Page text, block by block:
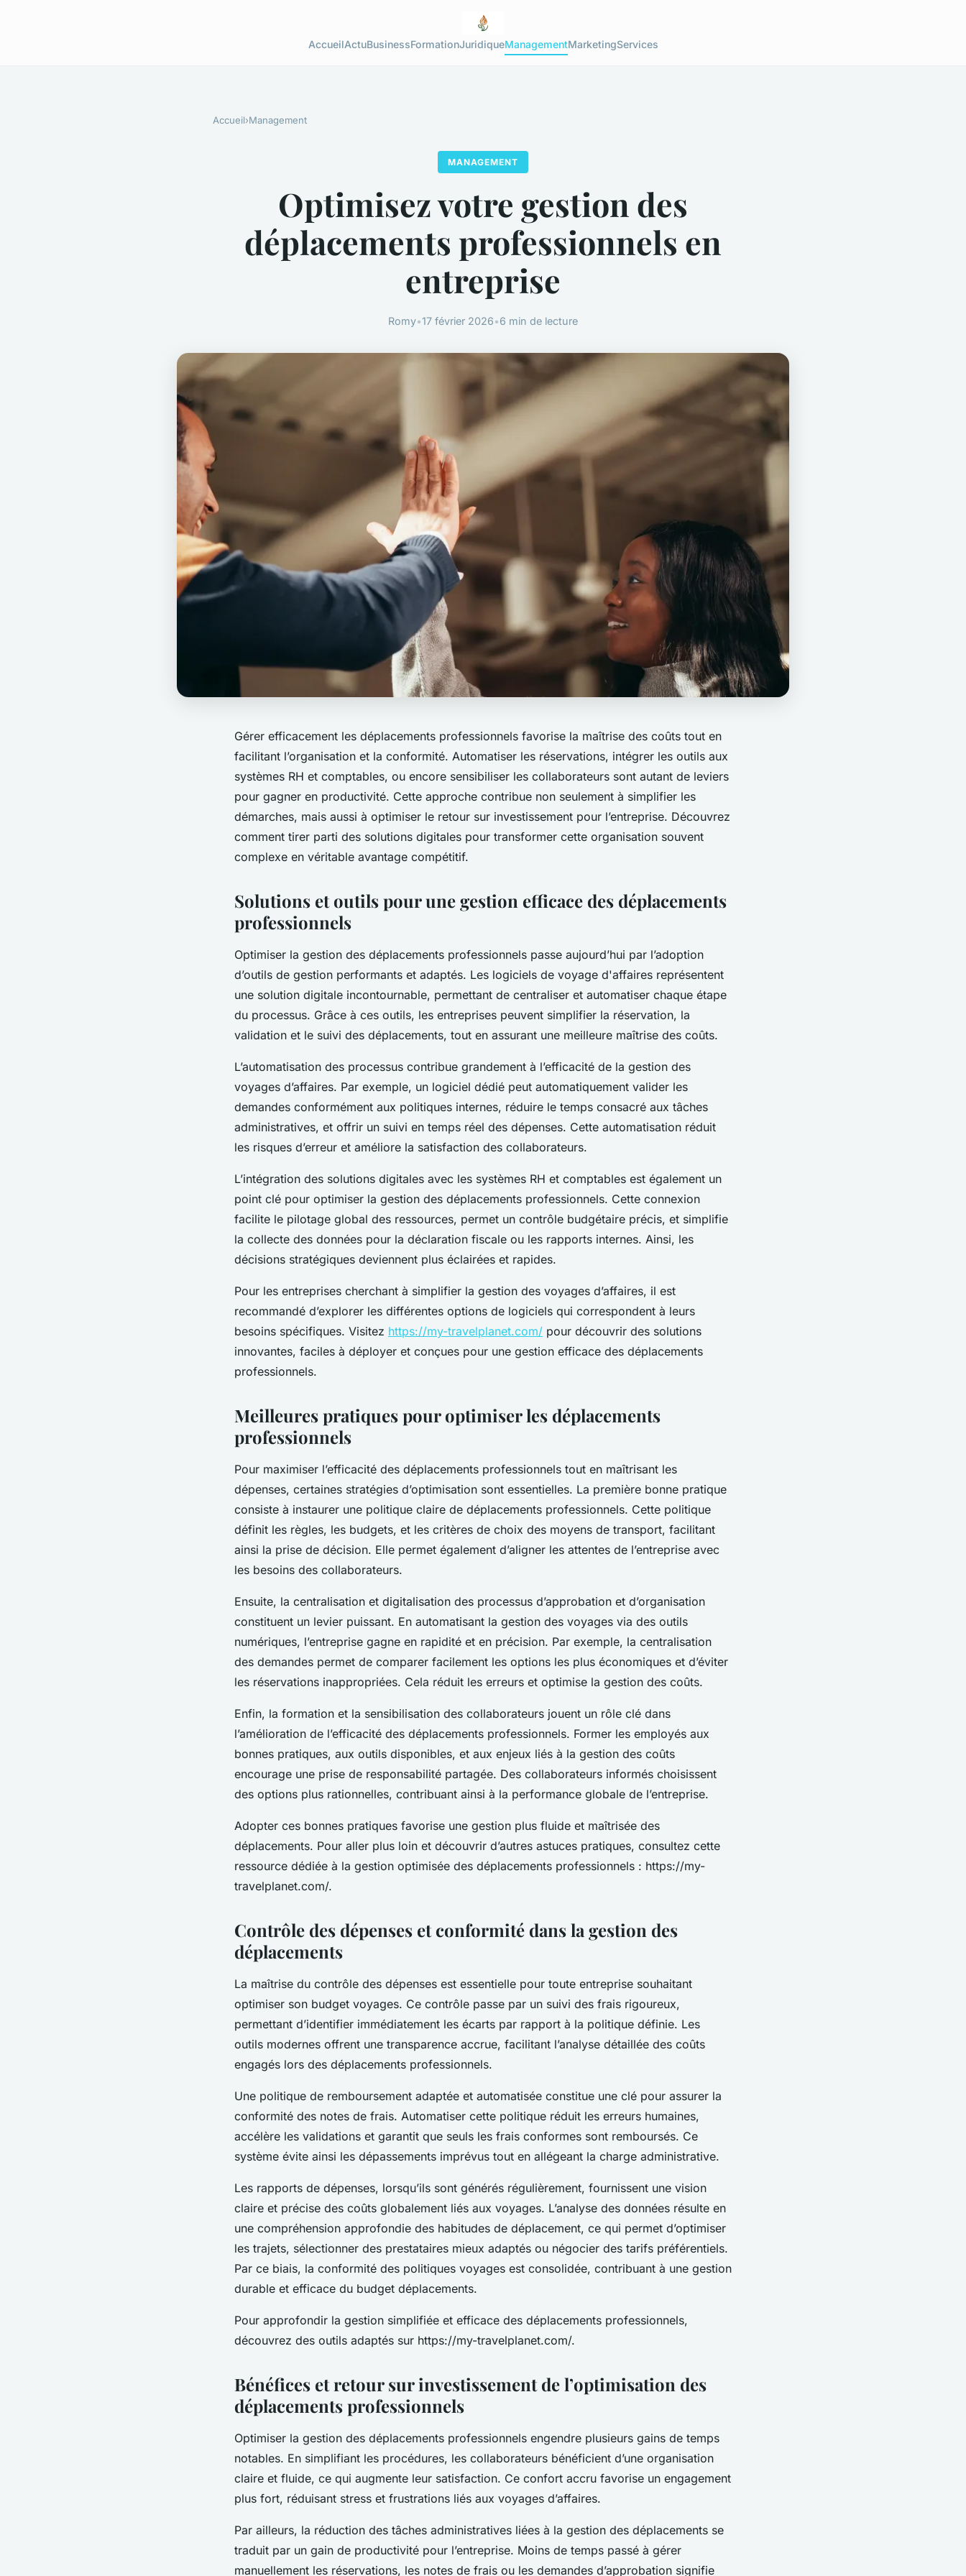
AccueilActuBusinessFormationJuridiqueManagementMarketingServices
Accueil›Management
MANAGEMENT
Optimisez votre gestion des
déplacements professionnels en
entreprise
Romy•17 février 2026•6 min de lecture
Gérer efficacement les déplacements professionnels favorise la maîtrise des coûts tout en
facilitant l’organisation et la conformité. Automatiser les réservations, intégrer les outils aux
systèmes RH et comptables, ou encore sensibiliser les collaborateurs sont autant de leviers
pour gagner en productivité. Cette approche contribue non seulement à simplifier les
démarches, mais aussi à optimiser le retour sur investissement pour l’entreprise. Découvrez
comment tirer parti des solutions digitales pour transformer cette organisation souvent
complexe en véritable avantage compétitif.
Solutions et outils pour une gestion efficace des déplacements
professionnels
Optimiser la gestion des déplacements professionnels passe aujourd’hui par l’adoption
d’outils de gestion performants et adaptés. Les logiciels de voyage d'affaires représentent
une solution digitale incontournable, permettant de centraliser et automatiser chaque étape
du processus. Grâce à ces outils, les entreprises peuvent simplifier la réservation, la
validation et le suivi des déplacements, tout en assurant une meilleure maîtrise des coûts.
L’automatisation des processus contribue grandement à l’efficacité de la gestion des
voyages d’affaires. Par exemple, un logiciel dédié peut automatiquement valider les
demandes conformément aux politiques internes, réduire le temps consacré aux tâches
administratives, et offrir un suivi en temps réel des dépenses. Cette automatisation réduit
les risques d’erreur et améliore la satisfaction des collaborateurs.
L’intégration des solutions digitales avec les systèmes RH et comptables est également un
point clé pour optimiser la gestion des déplacements professionnels. Cette connexion
facilite le pilotage global des ressources, permet un contrôle budgétaire précis, et simplifie
la collecte des données pour la déclaration fiscale ou les rapports internes. Ainsi, les
décisions stratégiques deviennent plus éclairées et rapides.
Pour les entreprises cherchant à simplifier la gestion des voyages d’affaires, il est
recommandé d’explorer les différentes options de logiciels qui correspondent à leurs
besoins spécifiques. Visitez https://my-travelplanet.com/ pour découvrir des solutions
innovantes, faciles à déployer et conçues pour une gestion efficace des déplacements
professionnels.
Meilleures pratiques pour optimiser les déplacements
professionnels
Pour maximiser l’efficacité des déplacements professionnels tout en maîtrisant les
dépenses, certaines stratégies d’optimisation sont essentielles. La première bonne pratique
consiste à instaurer une politique claire de déplacements professionnels. Cette politique
définit les règles, les budgets, et les critères de choix des moyens de transport, facilitant
ainsi la prise de décision. Elle permet également d’aligner les attentes de l’entreprise avec
les besoins des collaborateurs.
Ensuite, la centralisation et digitalisation des processus d’approbation et d’organisation
constituent un levier puissant. En automatisant la gestion des voyages via des outils
numériques, l’entreprise gagne en rapidité et en précision. Par exemple, la centralisation
des demandes permet de comparer facilement les options les plus économiques et d’éviter
les réservations inappropriées. Cela réduit les erreurs et optimise la gestion des coûts.
Enfin, la formation et la sensibilisation des collaborateurs jouent un rôle clé dans
l’amélioration de l’efficacité des déplacements professionnels. Former les employés aux
bonnes pratiques, aux outils disponibles, et aux enjeux liés à la gestion des coûts
encourage une prise de responsabilité partagée. Des collaborateurs informés choisissent
des options plus rationnelles, contribuant ainsi à la performance globale de l’entreprise.
Adopter ces bonnes pratiques favorise une gestion plus fluide et maîtrisée des
déplacements. Pour aller plus loin et découvrir d’autres astuces pratiques, consultez cette
ressource dédiée à la gestion optimisée des déplacements professionnels : https://my-
travelplanet.com/.
Contrôle des dépenses et conformité dans la gestion des
déplacements
La maîtrise du contrôle des dépenses est essentielle pour toute entreprise souhaitant
optimiser son budget voyages. Ce contrôle passe par un suivi des frais rigoureux,
permettant d’identifier immédiatement les écarts par rapport à la politique définie. Les
outils modernes offrent une transparence accrue, facilitant l’analyse détaillée des coûts
engagés lors des déplacements professionnels.
Une politique de remboursement adaptée et automatisée constitue une clé pour assurer la
conformité des notes de frais. Automatiser cette politique réduit les erreurs humaines,
accélère les validations et garantit que seuls les frais conformes sont remboursés. Ce
système évite ainsi les dépassements imprévus tout en allégeant la charge administrative.
Les rapports de dépenses, lorsqu’ils sont générés régulièrement, fournissent une vision
claire et précise des coûts globalement liés aux voyages. L’analyse des données résulte en
une compréhension approfondie des habitudes de déplacement, ce qui permet d’optimiser
les trajets, sélectionner des prestataires mieux adaptés ou négocier des tarifs préférentiels.
Par ce biais, la conformité des politiques voyages est consolidée, contribuant à une gestion
durable et efficace du budget déplacements.
Pour approfondir la gestion simplifiée et efficace des déplacements professionnels,
découvrez des outils adaptés sur https://my-travelplanet.com/.
Bénéfices et retour sur investissement de l’optimisation des
déplacements professionnels
Optimiser la gestion des déplacements professionnels engendre plusieurs gains de temps
notables. En simplifiant les procédures, les collaborateurs bénéficient d’une organisation
claire et fluide, ce qui augmente leur satisfaction. Ce confort accru favorise un engagement
plus fort, réduisant stress et frustrations liés aux voyages d’affaires.
Par ailleurs, la réduction des tâches administratives liées à la gestion des déplacements se
traduit par un gain de productivité pour l’entreprise. Moins de temps passé à gérer
manuellement les réservations, les notes de frais ou les demandes d’approbation signifie